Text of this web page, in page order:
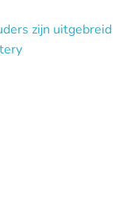
zijn uitgebreid